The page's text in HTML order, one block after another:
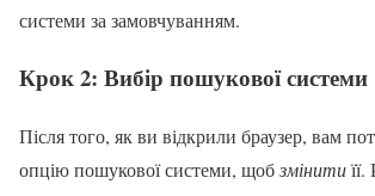
системи за замовчуванням.
Крок 2: Вибір пошукової системи
Після того, як ви відкрили браузер, вам
опцію пошукової системи, щобзмінити